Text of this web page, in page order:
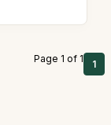
Page 1 of 1 1